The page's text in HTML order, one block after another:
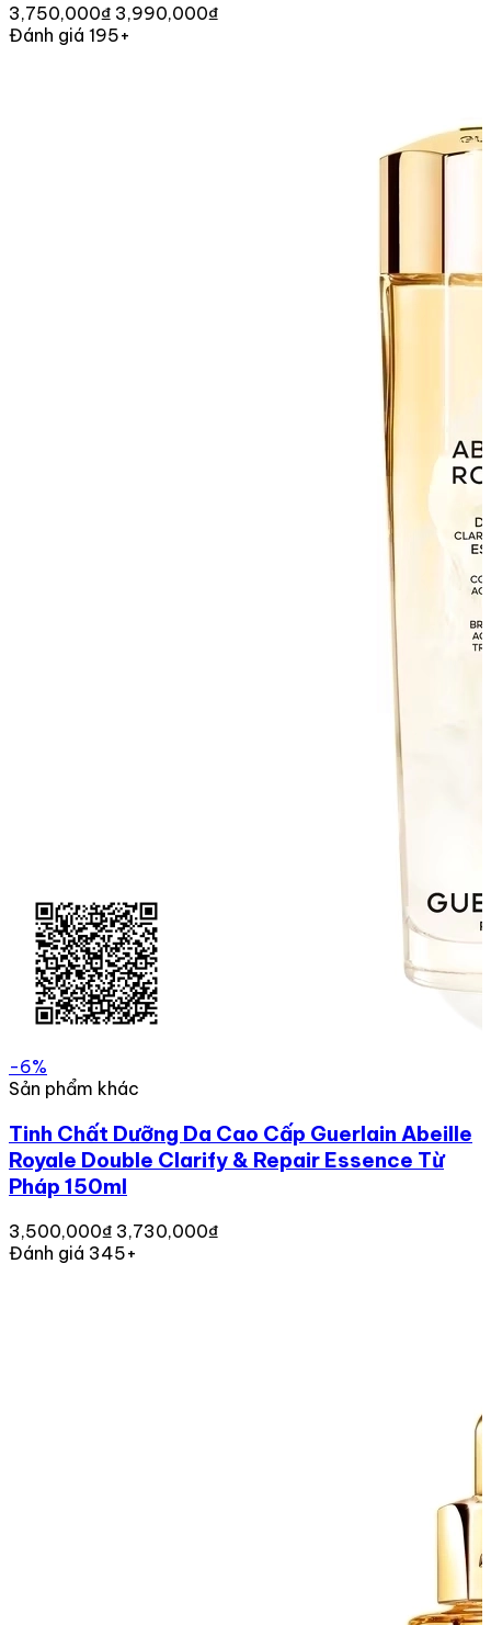
3,750,000₫ 3,990,000₫
Đánh giá 195+
-6%
Sản phẩm khác
Tinh Chất Dưỡng Da Cao Cấp Guerlain Abeille
Royale Double Clarify & Repair Essence Từ
Pháp 150ml
3,500,000₫ 3,730,000₫
Đánh giá 345+